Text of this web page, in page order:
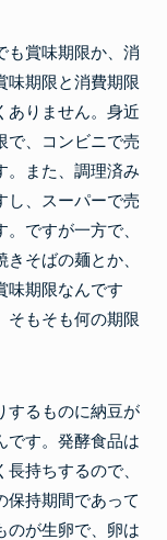
も賞味期限か、消
味期限と消費期限
ありません。身近
で、コンビニで売
。また、調理済み
し、スーパーで売
ですが一方で、
そばの麺とか、
味期限なんです
そもそも何の期限
するものに納豆が
です。発酵食品は
持ちするので、
保持期間であって
のが生卵で、卵は